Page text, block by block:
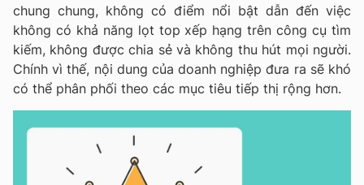
chung chung, không có điểm nổi bật dẫn đến việc
không có khả năng lọt top xếp hạng trên công cụ tìm
kiếm, không được chia sẻ và không thu hút mọi người.
Chính vì thế, nội dung của doanh nghiệp đưa ra sẽ khó
có thể phân phối theo các mục tiêu tiếp thị rộng hơn.